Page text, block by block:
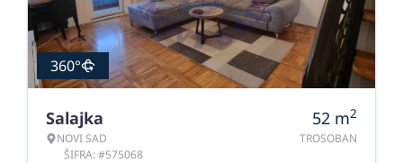
360°
Salajka
NOVI SAD
ŠIFRA: #575068
52 m2
TROSOBAN